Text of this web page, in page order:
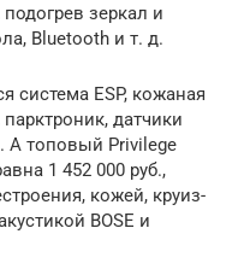
подогрев зеркал и
Bluetooth и т. д.
система ESP, кожаная
датчики
А топовый Privilege
1 452 000 руб.,
кожей, круиз-
BOSE и